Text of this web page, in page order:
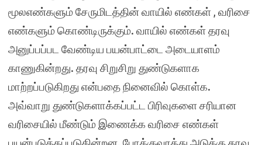
மூலஎண்களும் சேருமிடத்தின் வாயில் எண்கள் , வரிசை
எண்களும் கொண்டிருக்கும். வாயில் எண்கள் தரவு
அனுப்பப்பட வேண்டிய பயன்பாட்டை அடையாளம்
காணுகின்றது. தரவு சிறுசிறு துண்டுகளாக
மாற்றப்படுகிறது என்பதை நினைவில் கொள்க.
அவ்வாறு துண்டுகளாக்கப்பட்ட பிரிவுகளை சரியான
வரிசையில் மீண்டும் இணைக்க வரிசை எண்கள்